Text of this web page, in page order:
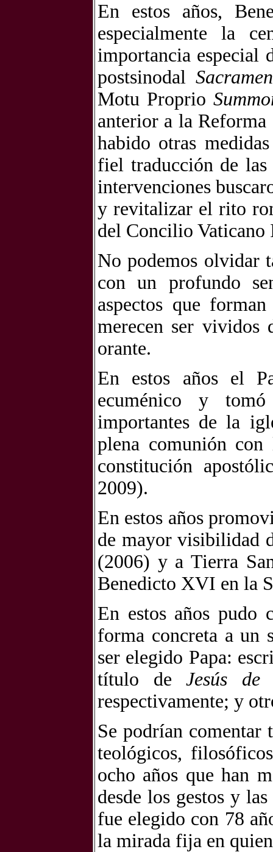
En estos años,
especialmente la
importancia especial
postsinodal
Motu Proprio
anterior a la
habido otras
fiel traducción de las
intervenciones
y revitalizar el rito
del Concilio Vaticano
No podemos olvidar
con un profundo
aspectos que
merecen ser vividos
orante.
En estos años el
ecuménico y
importantes de la
plena comunión
constitución
2009).
En estos años
de mayor visibilidad
(2006) y a Tierra
Benedicto XVI en la
En estos años pudo
forma concreta a un
ser elegido Papa:
título deJesús de
respectivamente; y
Se podrían comentar
teológicos,
ocho años que han
desde los gestos y
fue elegido con 78
la mirada fija en